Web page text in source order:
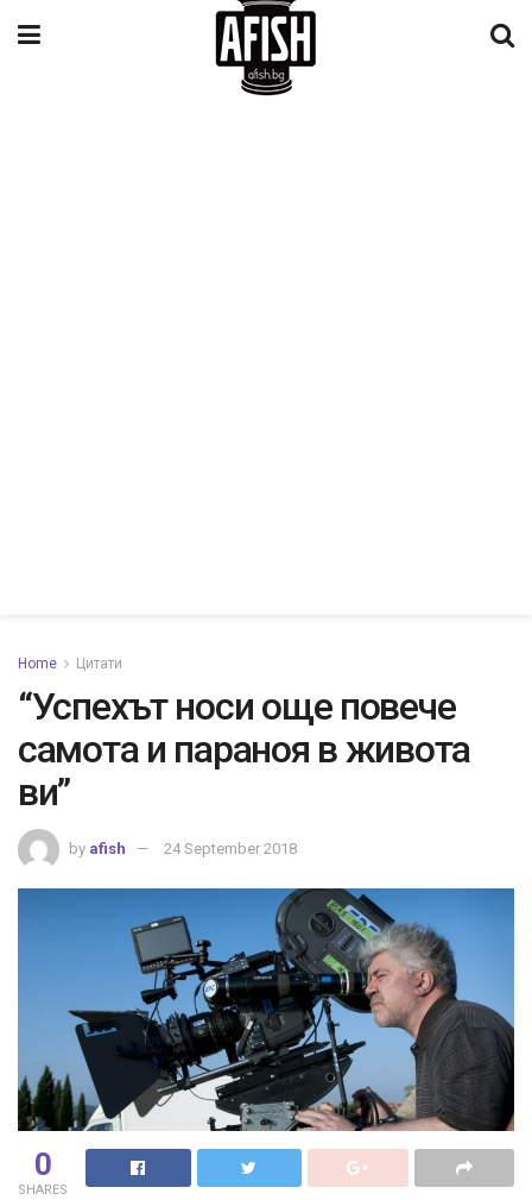
Home Цитати
“Успехът носи още повече
самота и параноя в живота
ви”
by afish 24 September 2018
0
SHARES